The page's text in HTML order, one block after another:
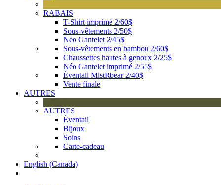
RABAIS
T-Shirt imprimé 2/60$
Sous-vêtements 2/50$
Néo Gantelet 2/45$
Sous-vêtements en bambou 2/60$
Chaussettes hautes à genoux 2/25$
Néo Gantelet imprimé 2/55$
Éventail MistRbear 2/40$
Vente finale
AUTRES
AUTRES
Éventail
Bijoux
Soins
Carte-cadeau
English (Canada)